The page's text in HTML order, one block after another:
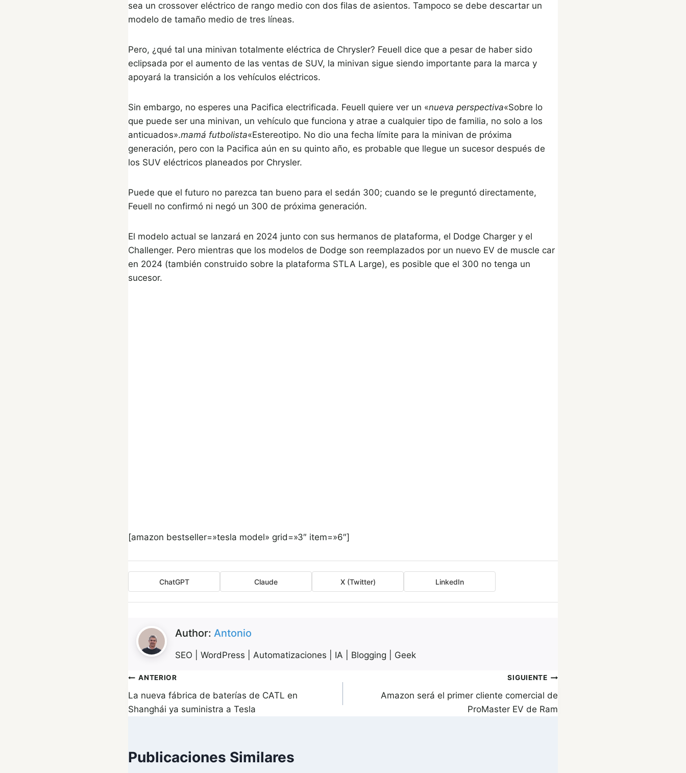
sea un crossover eléctrico de rango medio con dos filas de asientos. Tampoco se debe descartar un
modelo de tamaño medio de tres líneas.
Pero, ¿qué tal una minivan totalmente eléctrica de Chrysler? Feuell dice que a pesar de haber sido
eclipsada por el aumento de las ventas de SUV, la minivan sigue siendo importante para la marca y
apoyará la transición a los vehículos eléctricos.
Sin embargo, no esperes una Pacifica electrificada. Feuell quiere ver un «nueva perspectiva«Sobre lo
que puede ser una minivan, un vehículo que funciona y atrae a cualquier tipo de familia, no solo a los
anticuados».mamá futbolista«Estereotipo. No dio una fecha límite para la minivan de próxima
generación, pero con la Pacifica aún en su quinto año, es probable que llegue un sucesor después de
los SUV eléctricos planeados por Chrysler.
Puede que el futuro no parezca tan bueno para el sedán 300; cuando se le preguntó directamente,
Feuell no confirmó ni negó un 300 de próxima generación.
El modelo actual se lanzará en 2024 junto con sus hermanos de plataforma, el Dodge Charger y el
Challenger. Pero mientras que los modelos de Dodge son reemplazados por un nuevo EV de muscle car
en 2024 (también construido sobre la plataforma STLA Large), es posible que el 300 no tenga un
sucesor.
[amazon bestseller=»tesla model» grid=»3″ item=»6″]
ChatGPT Claude X (Twitter) LinkedIn
Author: Antonio
SEO | WordPress | Automatizaciones | IA | Blogging | Geek
Navegación
de
ANTERIOR
La nueva fábrica de baterías de CATL en
Shanghái ya suministra a Tesla
SIGUIENTE
Amazon será el primer cliente comercial de
ProMaster EV de Ram
Publicaciones Similares